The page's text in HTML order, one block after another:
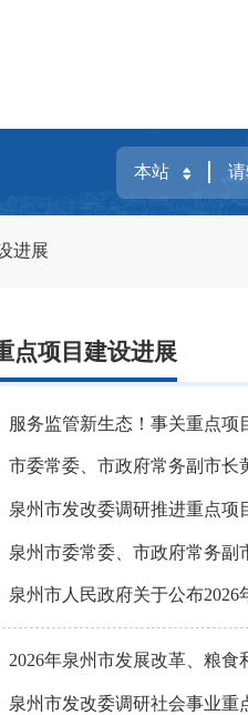
进展
点项目建设进展
服务监管新生态！事关重点
市委常委、市政府常务副市长
泉州市发改委调研推进重点项
泉州市委常委、市政府常务副
泉州市人民政府关于公布
2026年泉州市发展改革、粮
泉州市发改委调研社会事业重